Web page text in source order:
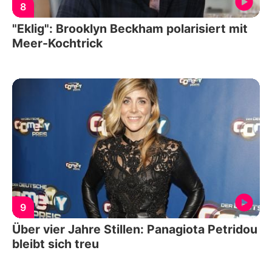
8
"Eklig": Brooklyn Beckham polarisiert mit
Meer-Kochtrick
9
Über vier Jahre Stillen: Panagiota Petridou
bleibt sich treu